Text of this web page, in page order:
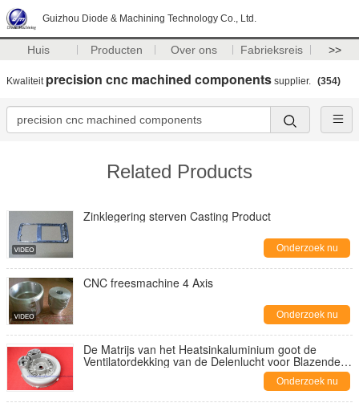
Guizhou Diode & Machining Technology Co., Ltd.
Huis Producten Over ons Fabrieksreis >>
Kwaliteit precision cnc machined components supplier. (354)
Related Products
Zinklegering sterven Casting Product
Onderzoek nu
CNC freesmachine 4 Axis
Onderzoek nu
De Matrijs van het Heatsinkaluminium goot de
Ventilatordekking van de Delenlucht voor Blazende
Onderzoek nu